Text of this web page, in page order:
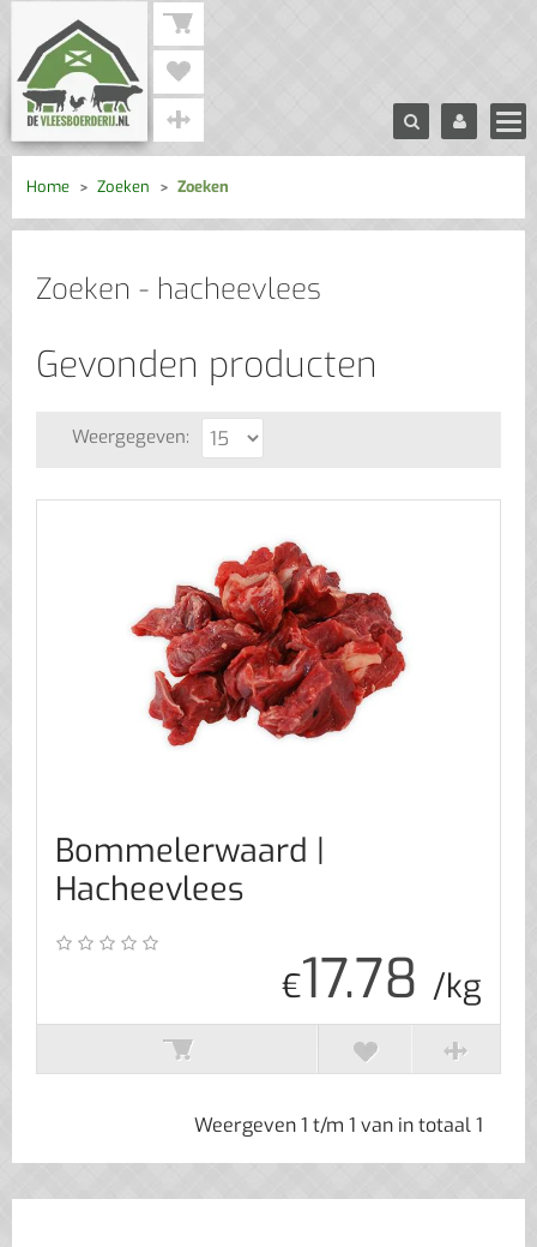
Home Zoeken Zoeken
Zoeken - hacheevlees
Gevonden producten
Weergegeven:
Bommelerwaard |
Hacheevlees
€17.78 /kg
Weergeven 1 t/m 1 van in totaal 1